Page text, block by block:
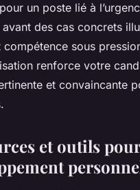
un poste lié à
avant des cas concrets
compétence sous
renforce votre
et convaincante
et outils